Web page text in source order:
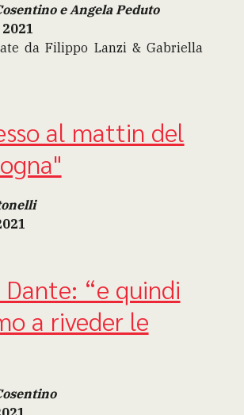
e Angela Peduto
da Filippo Lanzi & Gabriella
al mattin del
“e quindi
a riveder le